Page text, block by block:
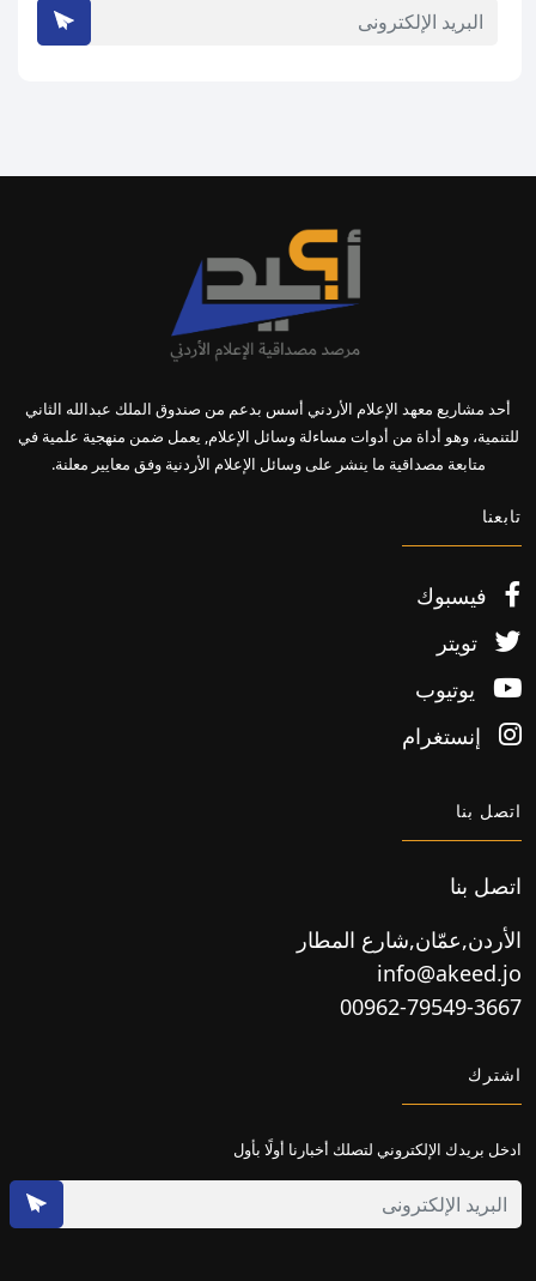
أحد مشاريع معهد الإعلام الأردني أسس بدعم من صندوق الملك عبدالله الثاني
للتنمية، وهو أداة من أدوات مساءلة وسائل الإعلام, يعمل ضمن منهجية علمية في
متابعة مصداقية ما ينشر على وسائل الإعلام الأردنية وفق معايير معلنة.
تابعنا
فيسبوك
تويتر
يوتيوب
إنستغرام
اتصل بنا
اتصل بنا
الأردن,عمّان,شارع المطار
info@akeed.jo
00962-79549-3667
اشترك
ادخل بريدك الإلكتروني لتصلك أخبارنا أولًا بأول